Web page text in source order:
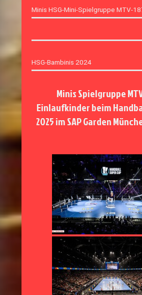
Minis HSG-Mini-Spielgruppe MTV-
HSG-Bambinis 2024
Minis Spielgruppe
Einlaufkinder beim
2025 im SAP Garden